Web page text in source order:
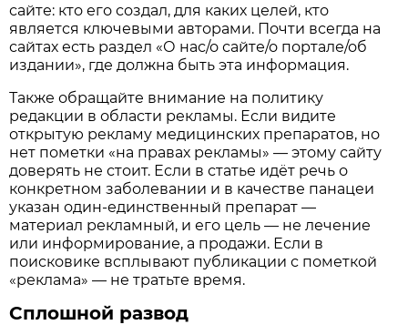
сайте: кто его создал, для каких целей, кто
является ключевыми авторами. Почти всегда на
сайтах есть раздел «О нас/о сайте/о портале/об
издании», где должна быть эта информация.
Также обращайте внимание на политику
редакции в области рекламы. Если видите
открытую рекламу медицинских препаратов, но
нет пометки «на правах рекламы» — этому сайту
доверять не стоит. Если в статье идёт речь о
конкретном заболевании и в качестве панацеи
указан один-единственный препарат —
материал рекламный, и его цель — не лечение
или информирование, а продажи. Если в
поисковике всплывают публикации с пометкой
«реклама» — не тратьте время.
Сплошной развод